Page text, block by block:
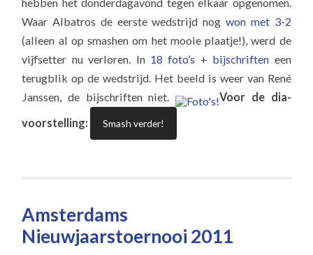
hebben het donderdagavond tegen elkaar opgenomen.
Waar Albatros de eerste wedstrijd nogwon met 3-2
(alleen al op smashen om het mooie plaatje!), werd de
vijfsetter nu verloren. In 18 foto’s + bijschriften een
terugblik op de wedstrijd. Het beeld is weer van René
Janssen, de bijschriften niet.
Voor de dia-
voorstelling:
Smash verder!
Amsterdams
Nieuwjaarstoernooi 2011